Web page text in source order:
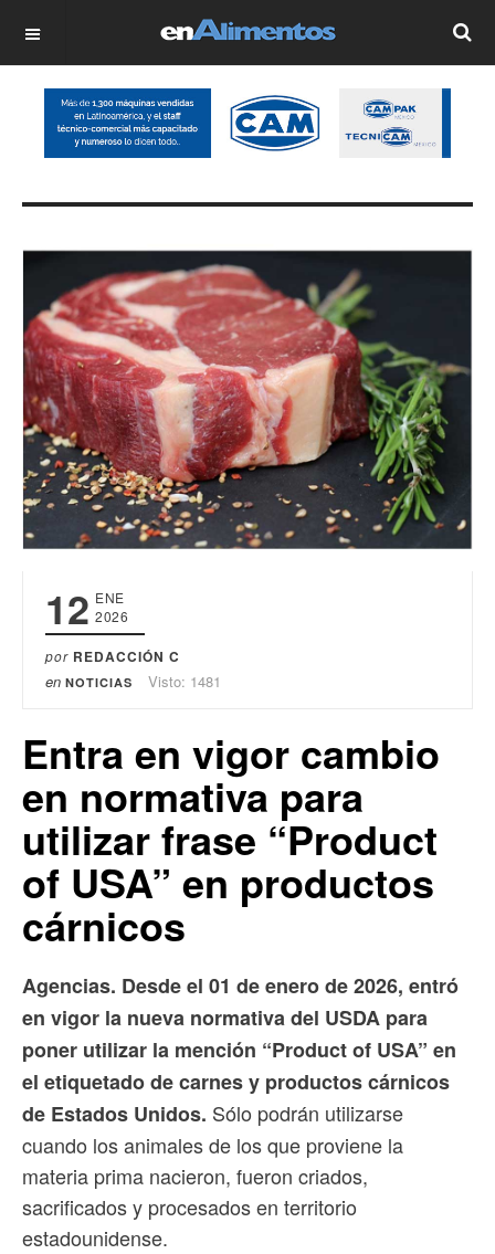
OFF CANVAS
12 ENE
2026
por REDACCIÓN C
en NOTICIAS Visto: 1481
Entra en vigor cambio
en normativa para
utilizar frase “Product
of USA” en productos
cárnicos
Agencias. Desde el 01 de enero de 2026, entró
en vigor la nueva normativa del USDA para
poner utilizar la mención “Product of USA” en
el etiquetado de carnes y productos cárnicos
de Estados Unidos. Sólo podrán utilizarse
cuando los animales de los que proviene la
materia prima nacieron, fueron criados,
sacrificados y procesados en territorio
estadounidense.